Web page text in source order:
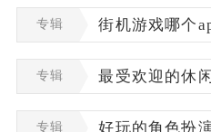
专辑 街机游戏哪个
专辑 最受欢迎的休
专辑 好玩的角色扮